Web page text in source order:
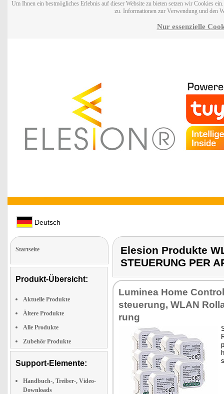
Um Ihnen ein bestmögliches Erlebnis auf dieser Website zu bieten setzen wir Cookies
zu. Informationen zur Verwendung und den
Nur essenzielle
Deutsch
Startseite
Produkt-Übersicht:
Aktuelle Produkte
Ältere Produkte
Alle Produkte
Zubehör Produkte
Support-Elemente:
Handbuch-, Treiber-, Video-
Downloads
Elesion Produkte
STEUERUNG PER
Lu­mi­nea Ho­me
steue­rung, WLAN
rung